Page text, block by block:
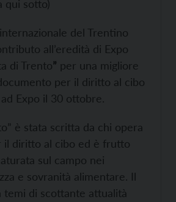
qui sotto)
del Trentino
all’eredità di Expo
di Trento” per una migliore
per il diritto al cibo
Expo il 30 ottobre.
è stata scritta da chi opera
il diritto al cibo ed è frutto
sul campo nei
e sovranità alimentare. Il
di scottante attualità